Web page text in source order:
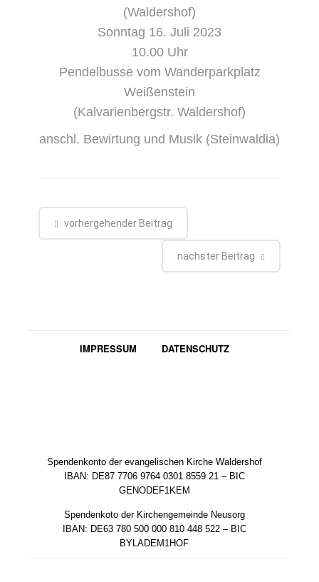
(Waldershof)
Sonntag 16. Juli 2023
10.00 Uhr
Pendelbusse vom Wanderparkplatz
Weißenstein
(Kalvarienbergstr. Waldershof)
anschl. Bewirtung und Musik (Steinwaldia)
vorhergehender Beitrag
nächster Beitrag
IMPRESSUM DATENSCHUTZ
Spendenkonto der evangelischen Kirche Waldershof
IBAN: DE87 7706 9764 0301 8559 21 – BIC
GENODEF1KEM
Spendenkoto der Kirchengemeinde Neusorg
IBAN: DE63 780 500 000 810 448 522 – BIC
BYLADEM1HOF